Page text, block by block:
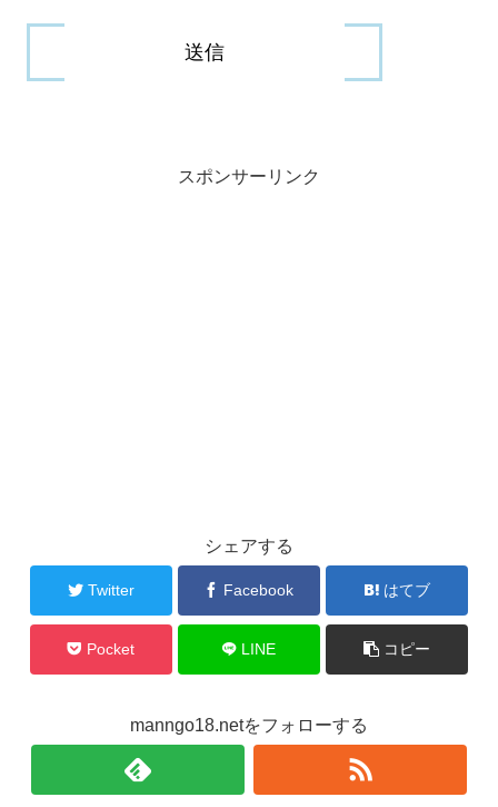
スポンサーリンク
シェアする
Twitter Facebook はてブ
Pocket LINE コピー
manngo18.netをフォローする